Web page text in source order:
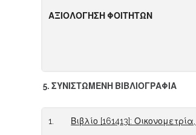
ΑΞΙΟΛΟΓΗΣΗ ΦΟΙΤΗΤΩΝ
5.ΣΥΝΙΣΤΩΜΕΝΗ ΒΙΒΛΙΟΓΡΑΦΙΑ
1. Βιβλίο [161413]: